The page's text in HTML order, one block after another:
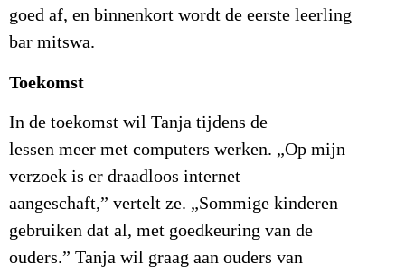
goed af, en binnenkort wordt de eerste leerling
bar mitswa.
Toekomst
In de toekomst wil Tanja tijdens de
lessen meer met computers werken. „Op mijn
verzoek is er draadloos internet
aangeschaft,” vertelt ze. „Sommige kinderen
gebruiken dat al, met goedkeuring van de
ouders.” Tanja wil graag aan ouders van